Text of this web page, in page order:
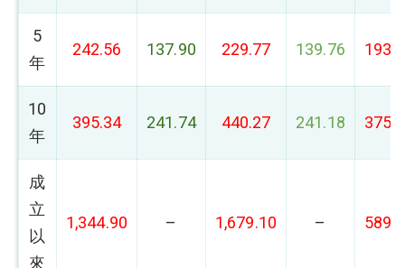
5
年
242.56 137.90 229.77 139.76
10
年
395.34 241.74 440.27 241.18
成
立
以
來
1,344.90 – 1,679.10 –